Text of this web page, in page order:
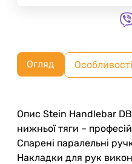
Огляд Особливості
Опис Stein Handlebar
нижньої тяги –
Спарені паралельні
Накладки для рук